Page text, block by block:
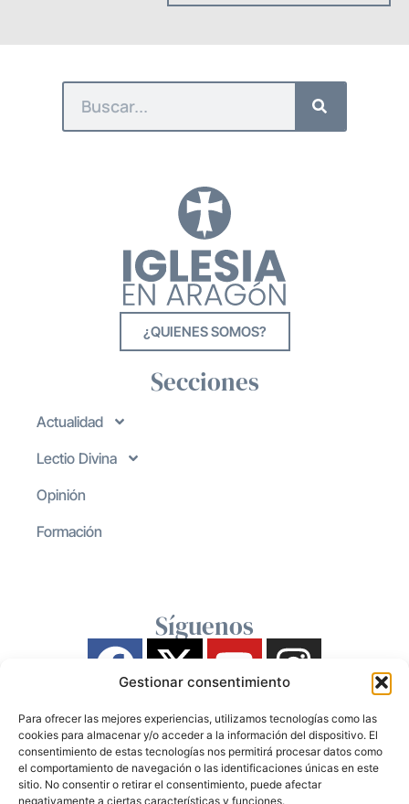
Gestionar consentimiento
Para ofrecer las mejores experiencias, utilizamos tecnologías como las
cookies para almacenar y/o acceder a la información del dispositivo. El
consentimiento de estas tecnologías nos permitirá procesar datos como
el comportamiento de navegación o las identificaciones únicas en este
sitio. No consentir o retirar el consentimiento, puede afectar
negativamente a ciertas características y funciones.
¿QUIENES SOMOS?
Secciones
Actualidad
Lectio Divina
Opinión
Formación
Síguenos